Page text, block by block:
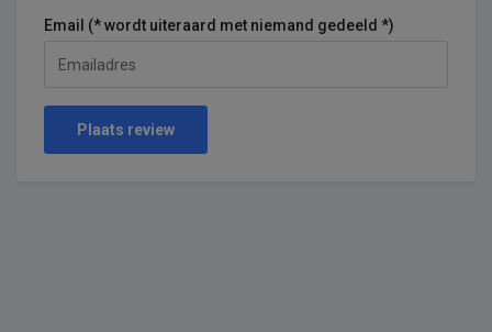
Email (* wordt uiteraard met niemand gedeeld *)
Plaats review